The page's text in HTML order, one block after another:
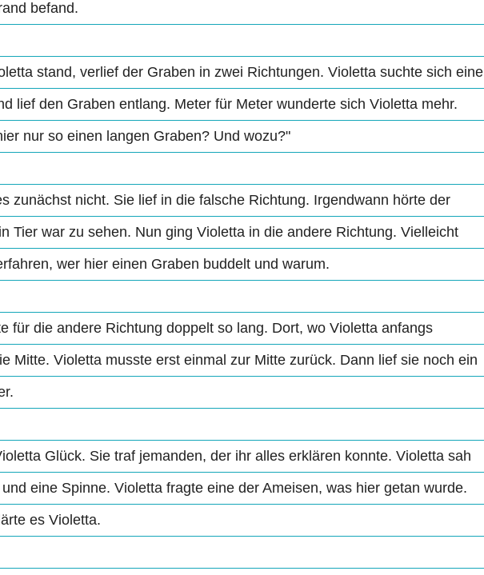
befand.
stand, verlief der Graben in zwei Richtungen. Violetta suchte sich eine
lief den Graben entlang. Meter für Meter wunderte sich Violetta mehr.
nur so einen langen Graben? Und wozu?"
zunächst nicht. Sie lief in die falsche Richtung. Irgendwann hörte der
Tier war zu sehen. Nun ging Violetta in die andere Richtung. Vielleicht
wer hier einen Graben buddelt und warum.
für die andere Richtung doppelt so lang. Dort, wo Violetta anfangs
Mitte. Violetta musste erst einmal zur Mitte zurück. Dann lief sie noch ein
Glück. Sie traf jemanden, der ihr alles erklären konnte. Violetta sah
eine Spinne. Violetta fragte eine der Ameisen, was hier getan wurde.
es Violetta.